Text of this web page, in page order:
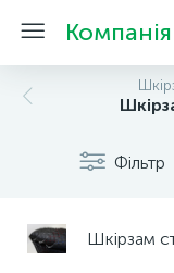
Фільтр
Шкірзам